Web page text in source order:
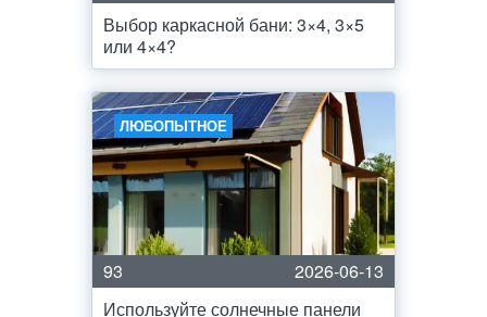
Выбор каркасной бани: 3×4, 3×5
или 4×4?
ЛЮБОПЫТНОЕ
93
2026-06-13
Используйте солнечные панели